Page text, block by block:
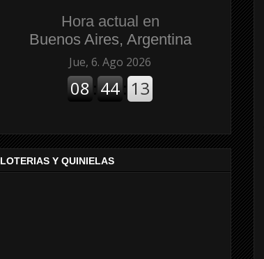
Hora actual en
Buenos Aires, Argentina
LOTERIAS Y QUINIELAS